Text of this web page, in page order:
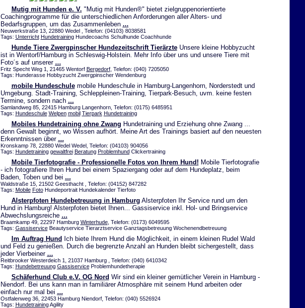
Mutig mit Hunden e. V. "Mutig mit Hunden®" bietet zielgruppenorientierte
Coachingprogramme für die unterschiedlichen Anforderungen aller Alters- und
Bedarfsgruppen, um das Zusammenleben ...
Neuwerkstraße 13, 22880 Wedel , Telefon: (04103) 8038581
Tags: Unterricht HundetrainingHundecoachs Schulhunde Coachhunde
Hunde Tiere Zwergpinscher Hundezeitschrift TierärzteUnsere kleine Hobbyzucht
ist in Wentorf/Hamburg in Schleswig-Holstein. Mehr Info über uns und unsere Tiere mit
Foto´s auf unserer ...
Fritz Specht Weg 1, 21465 Wentorf Bergedorf, Telefon: (040) 7205050
Tags: Hunderasse Hobbyzucht Zwergpinscher Wendenburg
mobile Hundeschulemobile Hundeschule in Hamburg-Langenhorn, Norderstedt und
Umgebung. Stadt-Training, Schleppleinen-Training, Tierpark-Besuch, uvm. keine festen
Termine, sondern nach ...
Samlandweg 85, 22415 Hamburg Langenhorn, Telefon: (0175) 6485951
Tags: Hundeschule Welpen mobil Tierpark Hundetraining
Mobiles Hundetraining ohne Zwang Hundetraining und Erziehung ohne Zwang ...
denn Gewalt beginnt, wo Wissen aufhört. Meine Art des Trainings basiert auf den neuesten
Erkenntnissen über ...
Kronskamp 78, 22880 Wedel Wedel, Telefon: (04103) 904056
Tags: Hundetraining gewaltfrei Beratung ProblemhundClickertraining
Mobile Tierfotografie - Professionelle Fotos von Ihrem Hund! Mobile Tierfotografie
- ich fotografiere Ihren Hund bei einem Spaziergang oder auf dem Hundeplatz, beim
Baden, Toben und bei ...
Waldstraße 15, 21502 Geesthacht , Telefon: (04152) 847282
Tags: Mobile FotoHundeportrait Hundekalender Tierfoto
Alsterpfoten Hundebetreuung in Hamburg Alsterpfoten Ihr Service rund um den
Hund in Hamburg! Alsterpfoten bietet Ihnen... Gassiservice inkl. Hol- und Bringservice
Abwechslungsreiche ...
Braamkamp 49, 22297 Hamburg Winterhude, Telefon: (0173) 6049595
Tags: GassiserviceBeautyservice Tierarztservice Ganztagsbetreuung Wochenendbetreuung
Im Auftrag Hund Ich biete Ihrem Hund die Möglichkeit, in einem kleinen Rudel Wald
und Feld zu genießen. Durch die begrenzte Anzahl an Hunden bleibt sichergestellt, dass
jeder Vierbeiner ...
Reitbrooker Westerdeich 1, 21037 Hamburg , Telefon: (040) 6410342
Tags: Hundebetreuung GassiserviceProblemhundetherapie
Schäferhund Club e.V. OG Nord Wir sind ein kleiner gemütlicher Verein in Hamburg -
Niendorf. Bei uns kann man in familiärer Atmosphäre mit seinem Hund arbeiten oder
einfach nur mal bei ...
Ostfalenweg 36, 22453 Hamburg Niendorf, Telefon: (040) 5526924
Tags: HundetrainingAgility